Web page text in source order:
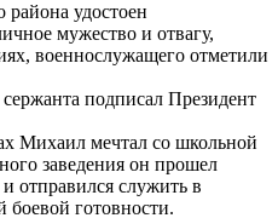
удостоен
мужество и отвагу,
военнослужащего отметили
подписал Президент
Михаил мечтал со школьной
заведения он прошел
отправился служить в
готовности.